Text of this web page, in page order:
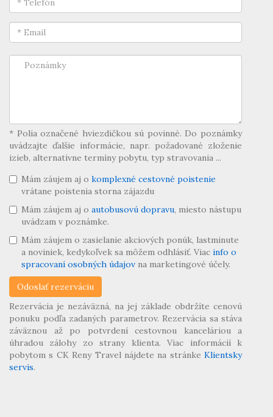
* Polia označené hviezdičkou sú povinné. Do poznámky
uvádzajte ďalšie informácie, napr. požadované zloženie
izieb, alternatívne termíny pobytu, typ stravovania ...
Mám záujem aj o komplexné cestovné poistenie
vrátane poistenia storna zájazdu
Mám záujem aj o autobusovú dopravu, miesto nástupu
uvádzam v poznámke.
Mám záujem o zasielanie akciových ponúk, lastminute
a noviniek, kedykoľvek sa môžem odhlásiť. Viac info o
spracovaní osobných údajov na marketingové účely.
Rezervácia je nezáväzná, na jej základe obdržíte cenovú
ponuku podľa zadaných parametrov. Rezervácia sa stáva
záväznou až po potvrdení cestovnou kanceláriou a
úhradou zálohy zo strany klienta. Viac informácií k
pobytom s CK Reny Travel nájdete na stránke Klientsky
servis.